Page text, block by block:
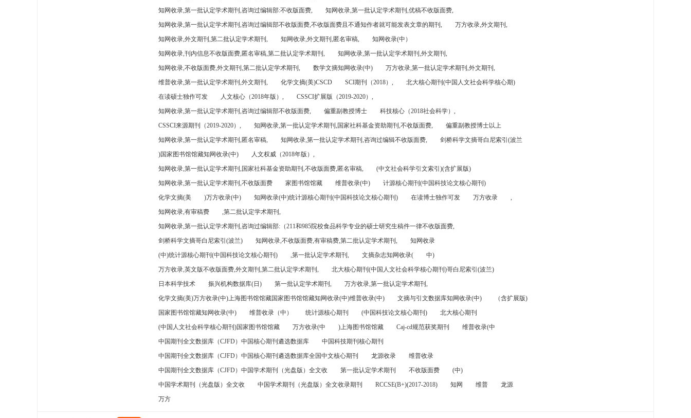
知网收录,第一批认定学术期刊,咨询过编辑部:不收版面费,
知网收录,第一批认定学术期刊,优稿不收版面费,
知网收录,第一批认定学术期刊,咨询过编辑部不收版面费,不收版面费且不通知作者就可能发表文章的期刊,
万方收录,外文期刊,
知网收录,外文期刊,第二批认定学术期刊,
知网收录,外文期刊,匿名审稿,
知网收录(中）
知网收录,刊内信息不收版面费,匿名审稿,第二批认定学术期刊,
知网收录,第一批认定学术期刊,外文期刊,
知网收录,不收版面费,外文期刊,第二批认定学术期刊,
数学文摘知网收录(中)
万方收录,第一批认定学术期刊,外文期刊,
维普收录,第一批认定学术期刊,外文期刊,
化学文摘(美)CSCD SCI期刊（2018）,
北大核心期刊(中国人文社会科学核心期)
在读硕士独作可发
人文核心（2018年版）,
CSSCI扩展版（2019-2020）,
知网收录,第一批认定学术期刊,咨询过编辑部不收版面费,
偏重副教授博士
科技核心（2018社会科学）,
CSSCI来源期刊（2019-2020）,
知网收录,第一批认定学术期刊,国家社科基金资助期刊,不收版面费,
偏重副教授博士以上
知网收录,第一批认定学术期刊,匿名审稿,
知网收录,第一批认定学术期刊,咨询过编辑不收版面费,
剑桥科学文摘哥白尼索引(波兰
)国家图书馆馆藏知网收录(中)
人文权威（2018年版）,
知网收录,第一批认定学术期刊,国家社科基金资助期刊,不收版面费,匿名审稿,
(中文社会科学引文索引)(含扩展版)
知网收录,第一批认定学术期刊,不收版面费
家图书馆馆藏 维普收录(中)
计源核心期刊(中国科技论文核心期刊)
化学文摘(美
)万方收录(中) 知网收录(中)统计源核心期刊(中国科技论文核心期刊) 在读博士独作可发 万方收录
,
知网收录,有审稿费
,第二批认定学术期刊,
知网收录,第一批认定学术期刊,咨询过编辑部:（211和985院校食品科学专业的硕士研究生稿件一律不收版面费,
剑桥科学文摘哥白尼索引(波兰)
知网收录,不收版面费,有审稿费,第二批认定学术期刊,
知网收录
(中)统计源核心期刊(中国科技论文核心期刊)
,第一批认定学术期刊, 文摘杂志知网收录(
中)
万方收录,英文版不收版面费,外文期刊,第二批认定学术期刊,
北大核心期刊(中国人文社会科学核心期刊)哥白尼索引(波兰)
日本科学技术
振兴机构数据库(日) 第一批认定学术期刊,
万方收录,第一批认定学术期刊,
化学文摘(美)万方收录(中)上海图书馆馆藏国家图书馆馆藏知网收录(中)维普收录(中)
文摘与引文数据库知网收录(中)
（含扩展版)
国家图书馆馆藏知网收录(中)
维普收录（中） 统计源核心期刊 (中国科技论文核心期刊)
北大核心期刊
(中国人文社会科学核心期刊)国家图书馆馆藏
万方收录(中 )上海图书馆馆藏 Caj-cd规范获奖期刊
维普收录(中
中国期刊全文数据库（CJFD）中国核心期刊遴选数据库
中国科技期刊核心期刊
中国期刊全文数据库（CJFD）中国核心期刊遴选数据库全国中文核心期刊
龙源收录
维普收录
中国期刊全文数据库（CJFD）中国学术期刊（光盘版）全文收
第一批认定学术期刊 不收版面费
(中)
中国学术期刊（光盘版）全文收
中国学术期刊（光盘版）全文收录期刊 RCCSE(B+)(2017-2018) 知网 维普
龙源
万方